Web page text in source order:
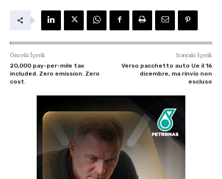
Önceki İçerik
20,000 pay-per-mile tax
included. Zero emission. Zero
cost.
Sonraki İçerik
Verso pacchetto auto Ue il 16
dicembre, ma rinvio non
escluso